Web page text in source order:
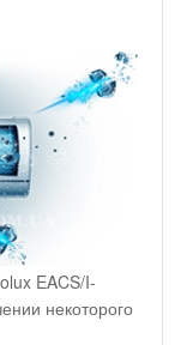
EACS/I-
некоторого